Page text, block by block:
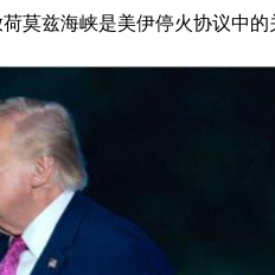
莫兹海峡是美伊停火协议中的